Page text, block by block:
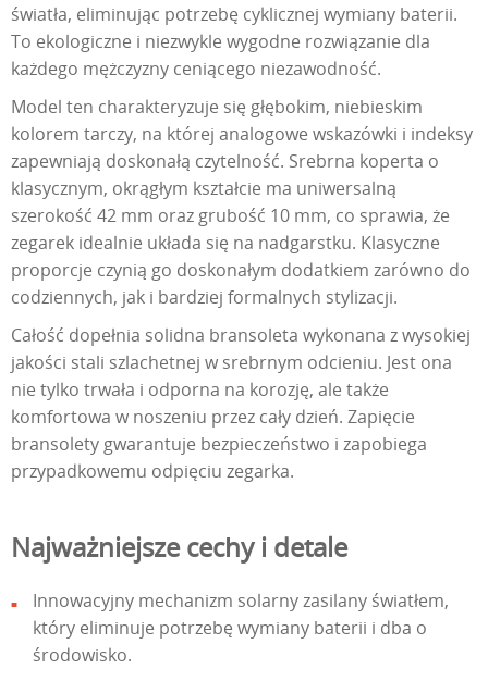
światła, eliminując potrzebę cyklicznej wymiany baterii.
To ekologiczne i niezwykle wygodne rozwiązanie dla
każdego mężczyzny ceniącego niezawodność.
Model ten charakteryzuje się głębokim, niebieskim
kolorem tarczy, na której analogowe wskazówki i indeksy
zapewniają doskonałą czytelność. Srebrna koperta o
klasycznym, okrągłym kształcie ma uniwersalną
szerokość 42 mm oraz grubość 10 mm, co sprawia, że
zegarek idealnie układa się na nadgarstku. Klasyczne
proporcje czynią go doskonałym dodatkiem zarówno do
codziennych, jak i bardziej formalnych stylizacji.
Całość dopełnia solidna bransoleta wykonana z wysokiej
jakości stali szlachetnej w srebrnym odcieniu. Jest ona
nie tylko trwała i odporna na korozję, ale także
komfortowa w noszeniu przez cały dzień. Zapięcie
bransolety gwarantuje bezpieczeństwo i zapobiega
przypadkowemu odpięciu zegarka.
Najważniejsze cechy i detale
Innowacyjny mechanizm solarny zasilany światłem,
który eliminuje potrzebę wymiany baterii i dba o
środowisko.